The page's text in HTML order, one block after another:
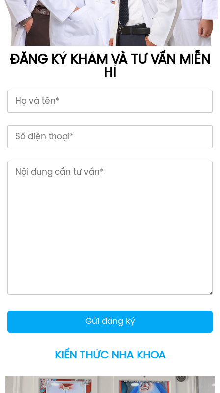
ĐĂNG KÝ KHÁM VÀ TƯ VẤN MIỄN
HÍ
KIẾN THỨC NHA KHOA